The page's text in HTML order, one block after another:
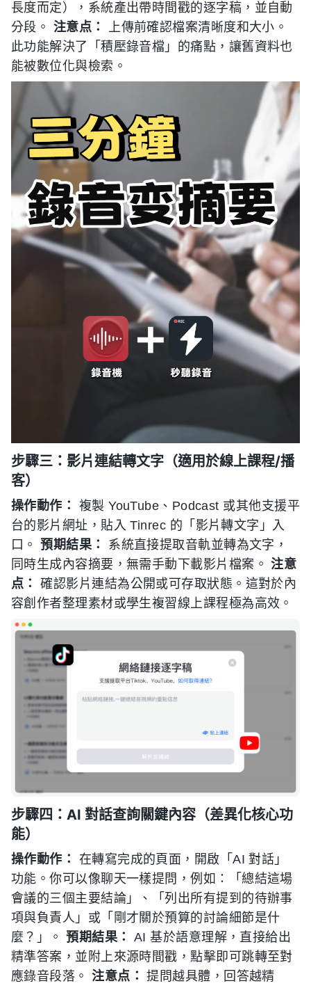
長度而定），系統產出帶時間戳的逐字稿，並自動
分段。 注意点：
上傳前確認檔案清晰度和大小。
此功能解決了「積壓錄音檔」的痛點，讓舊資料也
能被數位化與檢索。
步驟三：影片連結轉文字（適用於線上課程/播
客）
操作動作：
複製 YouTube、Podcast 或其他支援平
台的影片網址，貼入 Tinrec 的「影片轉文字」入
口。預期結果：
系統直接提取音軌並轉為文字，
同時生成內容摘要，無需手動下載影片檔案。注意
点：
確認影片連結為公開或可存取狀態。這對於內
容創作者整理素材或學生複習線上課程極為高效。
步驟四：AI 對話查詢關鍵內容（差異化核心功
能）
操作動作：
在轉寫完成的頁面，開啟「AI 對話」
功能。你可以像聊天一樣提問，例如：「總結這場
會議的三個主要結論」、「列出所有提到的待辦事
項與負責人」或「剛才關於預算的討論細節是什
麼？」。預期結果：
AI 基於語意理解，直接給出
精準答案，並附上來源時間戳，點擊即可跳轉至對
應錄音段落。注意点： 提問越具體，回答越精